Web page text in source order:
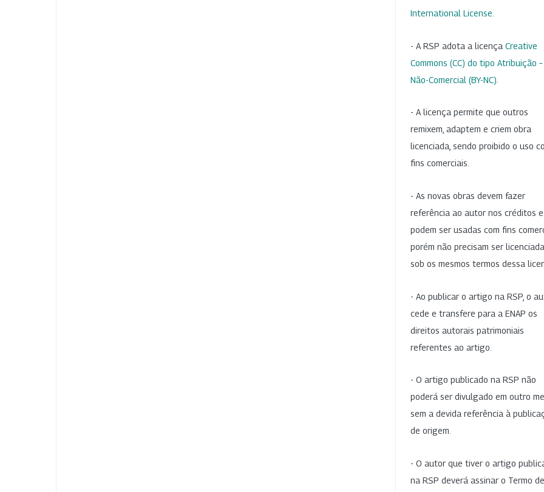
International License
- A RSP adota a licença Creative
Commons (CC) do tipo Atribuição –
Não-Comercial (BY-NC)
- A licença permite que outros
remixem, adaptem e criem obra
licenciada, sendo proibido o uso
fins comerciais.
- As novas obras devem fazer
referência ao autor nos créditos
podem ser usadas com fins
porém não precisam ser
sob os mesmos termos dessa
- Ao publicar o artigo na RSP, o
cede e transfere para a ENAP os
direitos autorais patrimoniais
referentes ao artigo.
- O artigo publicado na RSP não
poderá ser divulgado em outro
sem a devida referência à
de origem.
- O autor que tiver o artigo
na RSP deverá assinar o Termo de